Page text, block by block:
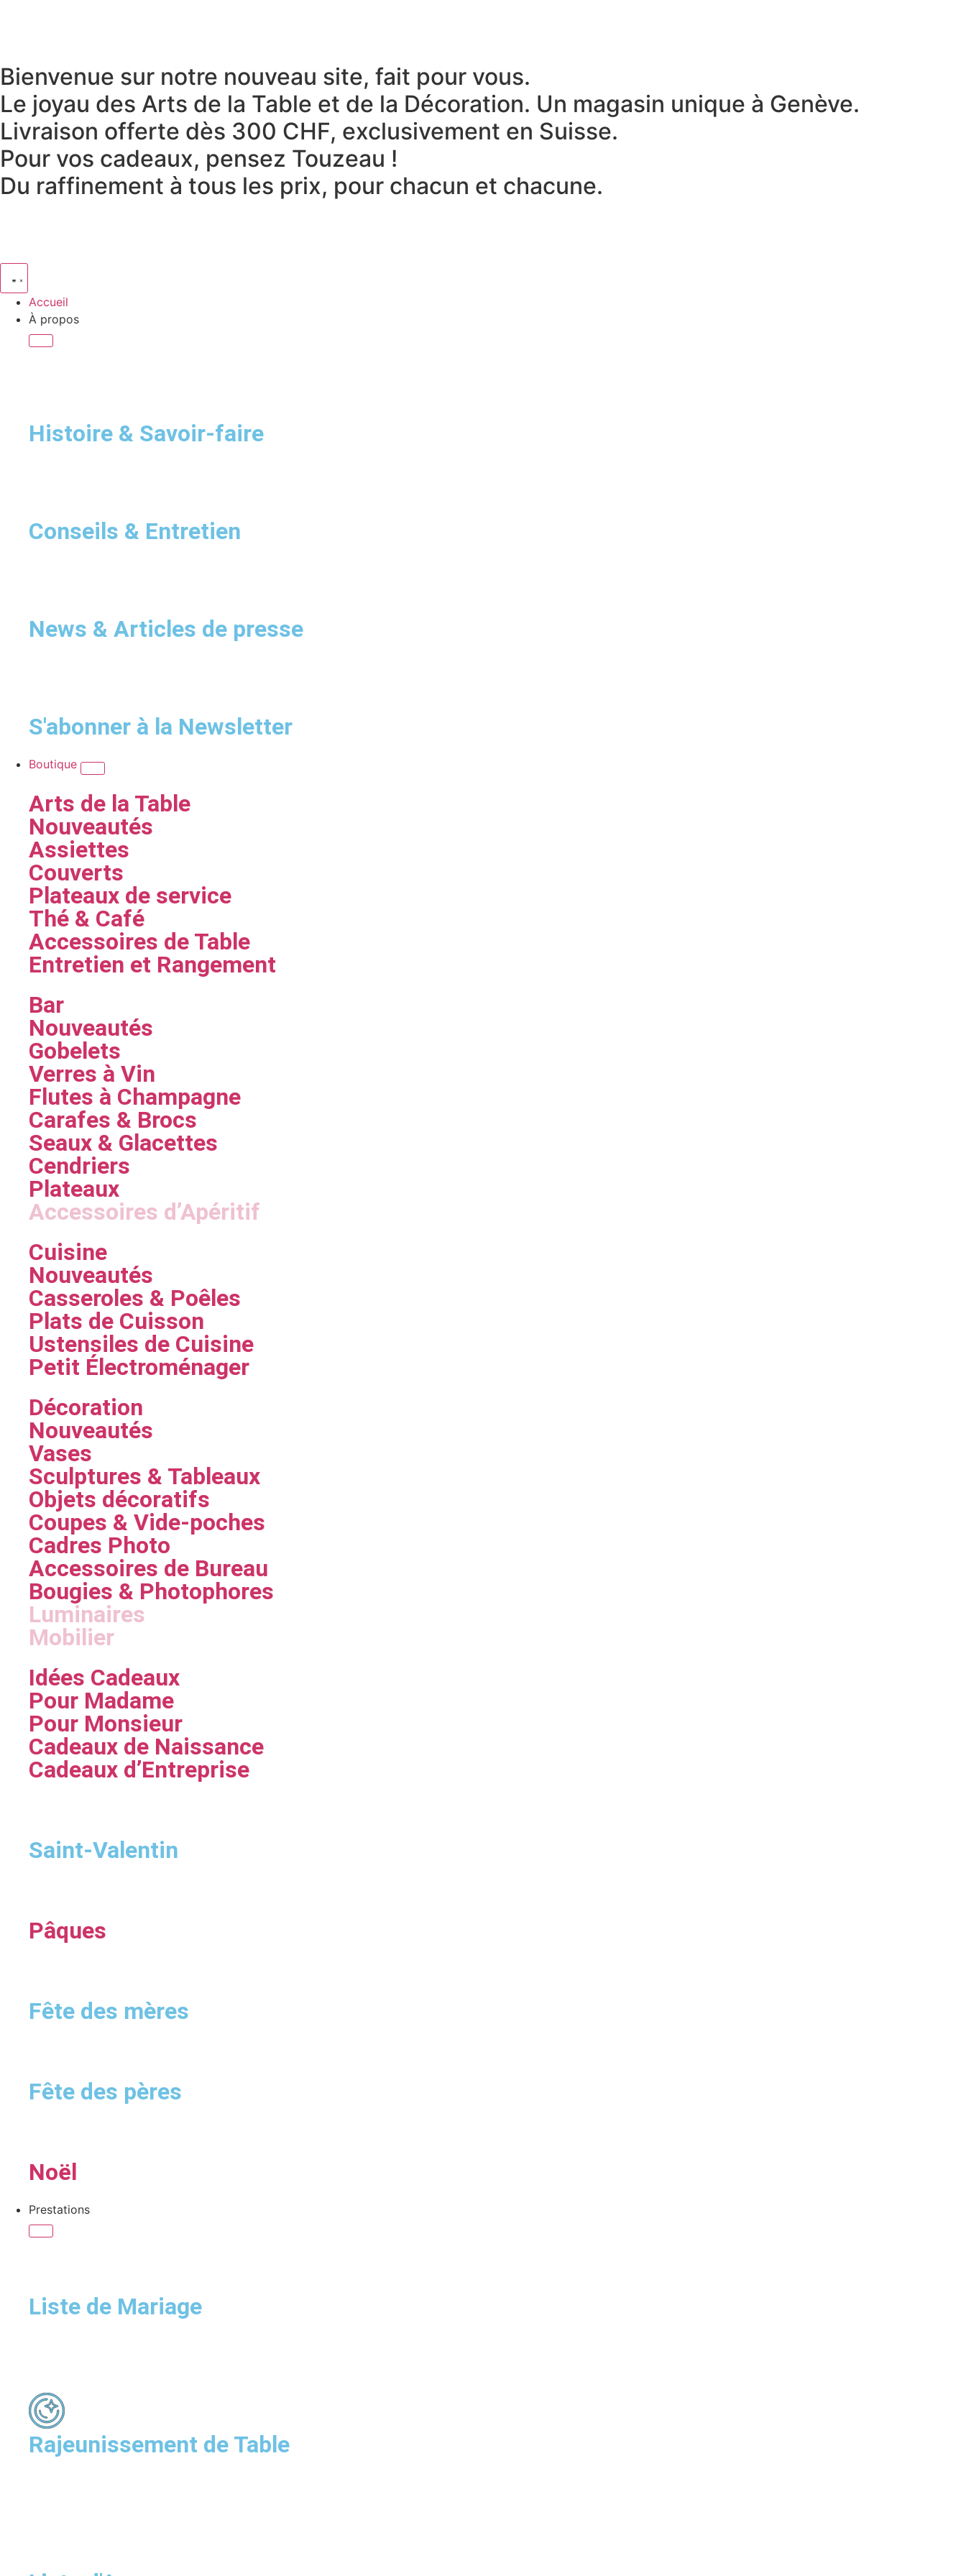
Bienvenue sur notre nouveau site, fait pour vous.
Le joyau des Arts de la Table et de la Décoration. Un magasin unique à Genève.
Livraison offerte dès 300 CHF, exclusivement en Suisse.
Pour vos cadeaux, pensez Touzeau !
Du raffinement à tous les prix, pour chacun et chacune.
Accueil
À propos
Histoire & Savoir-faire
Conseils & Entretien
News & Articles de presse
S'abonner à la Newsletter
Boutique
Arts de la Table
Nouveautés
Assiettes
Couverts
Plateaux de service
Thé & Café
Accessoires de Table
Entretien et Rangement
Bar
Nouveautés
Gobelets
Verres à Vin
Flutes à Champagne
Carafes & Brocs
Seaux & Glacettes
Cendriers
Plateaux
Accessoires d’Apéritif
Cuisine
Nouveautés
Casseroles & Poêles
Plats de Cuisson
Ustensiles de Cuisine
Petit Électroménager
Décoration
Nouveautés
Vases
Sculptures & Tableaux
Objets décoratifs
Coupes & Vide-poches
Cadres Photo
Accessoires de Bureau
Bougies & Photophores
Luminaires
Mobilier
Idées Cadeaux
Pour Madame
Pour Monsieur
Cadeaux de Naissance
Cadeaux d’Entreprise
Saint-Valentin
Pâques
Fête des mères
Fête des pères
Noël
Prestations
Liste de Mariage
Rajeunissement de Table